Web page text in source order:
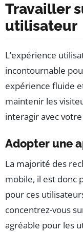
Travailler
utilisateur
L’expérience
incontournable
expérience fluide
maintenir les
interagir avec
Adopter une
La majorité des
mobile, il est donc
pour ces
concentrez-vous
agréable pour les